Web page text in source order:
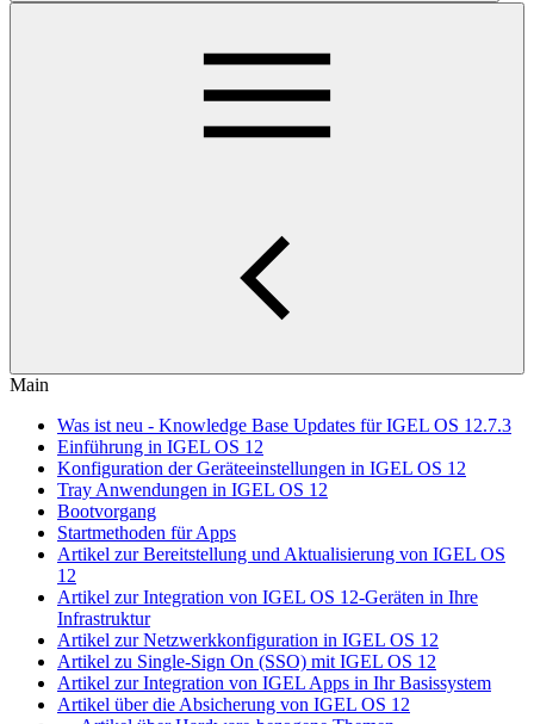
Main
Was ist neu - Knowledge Base Updates für IGEL OS 12.7.3
Einführung in IGEL OS 12
Konfiguration der Geräteeinstellungen in IGEL OS 12
Tray Anwendungen in IGEL OS 12
Bootvorgang
Startmethoden für Apps
Artikel zur Bereitstellung und Aktualisierung von IGEL OS
12
Artikel zur Integration von IGEL OS 12-Geräten in Ihre
Infrastruktur
Artikel zur Netzwerkkonfiguration in IGEL OS 12
Artikel zu Single-Sign On (SSO) mit IGEL OS 12
Artikel zur Integration von IGEL Apps in Ihr Basissystem
Artikel über die Absicherung von IGEL OS 12